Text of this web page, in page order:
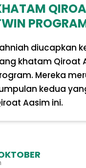
diucapkan
khatam Qiroat
Mereka
kedua
Aasim ini.